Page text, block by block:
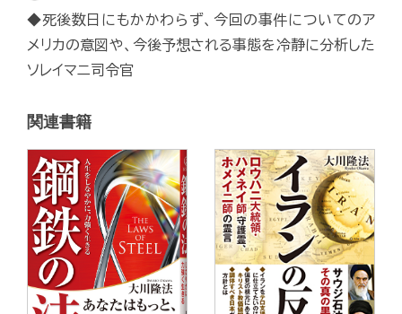
◆死後数日にもかかわらず、今回の事件についてのア
メリカの意図や、今後予想される事態を冷静に分析した
ソレイマニ司令官
関連書籍